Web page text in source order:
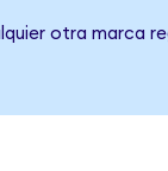
otra marca